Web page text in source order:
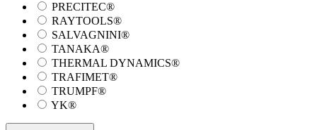
PRECITEC®
RAYTOOLS®
SALVAGNINI®
TANAKA®
THERMAL DYNAMICS®
TRAFIMET®
TRUMPF®
YK®